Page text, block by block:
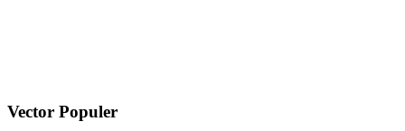
Vector Populer